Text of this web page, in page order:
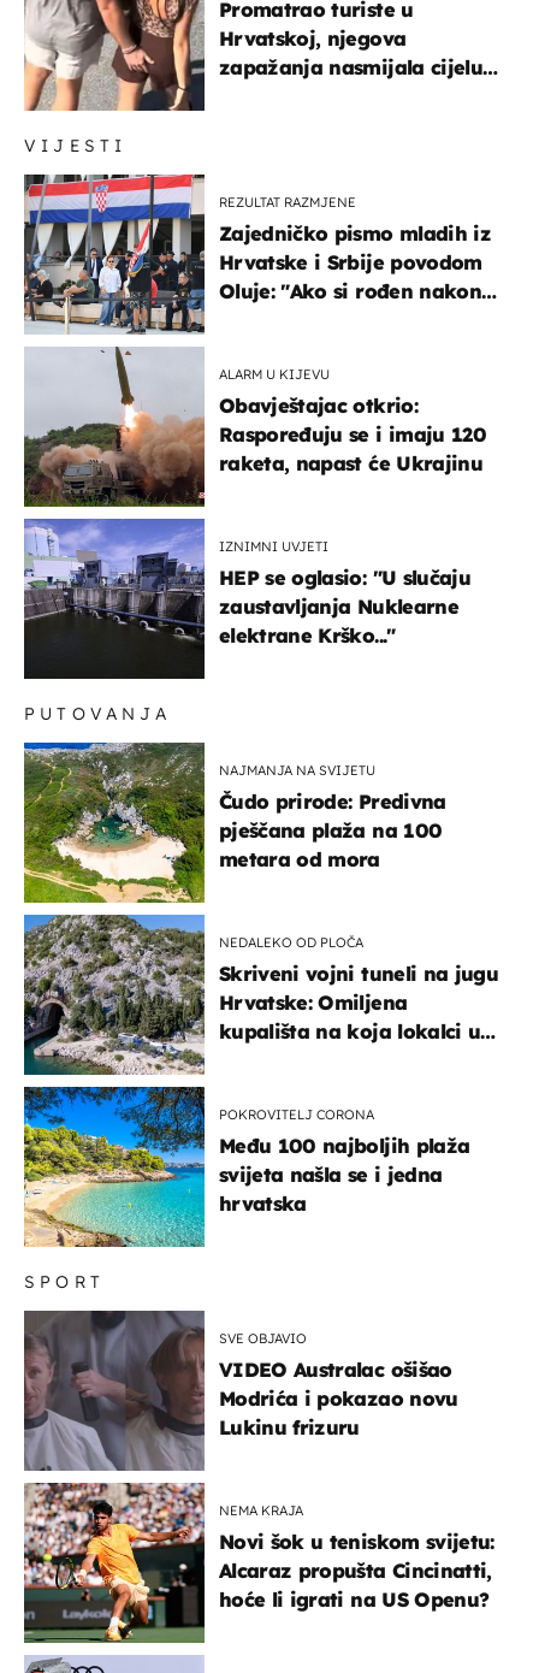
VIJESTI
REZULTAT RAZMJENE
Zajedničko pismo mladih iz
Hrvatske i Srbije povodom
Oluje: "Ako si rođen nakon
ALARM U KIJEVU
Obavještajac otkrio:
Raspoređuju se i imaju 120
raketa, napast će Ukrajinu
IZNIMNI UVJETI
HEP se oglasio: "U slučaju
zaustavljanja Nuklearne
elektrane Krško..."
Promatrao turiste u
Hrvatskoj, njegova
zapažanja nasmijala cijelu
SPORT
SVE OBJAVIO
VIDEO Australac ošišao
Modrića i pokazao novu
Lukinu frizuru
NEMA KRAJA
Novi šok u teniskom svijetu:
Alcaraz propušta Cincinatti,
hoće li igrati na US Openu?
PUTOVANJA
NAJMANJA NA SVIJETU
Čudo prirode: Predivna
pješčana plaža na 100
metara od mora
NEDALEKO OD PLOČA
Skriveni vojni tuneli na jugu
Hrvatske: Omiljena
kupališta na koja lokalci u
POKROVITELJ CORONA
Među 100 najboljih plaža
svijeta našla se i jedna
hrvatska